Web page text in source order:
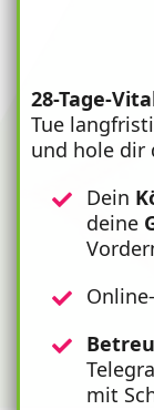
28-Tage-
Tue
und hole dir
Dein
deine
Online-
mit